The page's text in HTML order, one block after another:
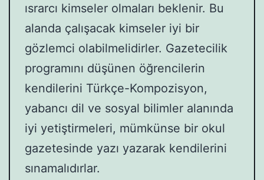
ısrarcı kimseler olmaları beklenir. Bu
alanda çalışacak kimseler iyi bir
gözlemci olabilmelidirler. Gazetecilik
programını düşünen öğrencilerin
kendilerini Türkçe-Kompozisyon,
yabancı dil ve sosyal bilimler alanında
iyi yetiştirmeleri, mümkünse bir okul
gazetesinde yazı yazarak kendilerini
sınamalıdırlar.